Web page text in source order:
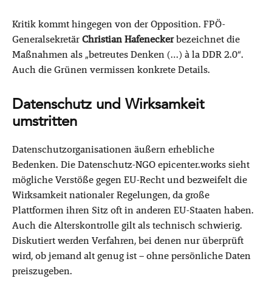
Kritik kommt hingegen von der Opposition. FPÖ-
GeneralsekretärChristian Hafeneckerbezeichnet die
Maßnahmen als „betreutes Denken (…) à la DDR 2.0“.
Auch die Grünen vermissen konkrete Details.
Datenschutz und Wirksamkeit
umstritten
Datenschutzorganisationen äußern erhebliche
Bedenken. Die Datenschutz-NGO epicenter.works sieht
mögliche Verstöße gegen EU-Recht und bezweifelt die
Wirksamkeit nationaler Regelungen, da große
Plattformen ihren Sitz oft in anderen EU-Staaten haben.
Auch die Alterskontrolle gilt als technisch schwierig.
Diskutiert werden Verfahren, bei denen nur überprüft
wird, ob jemand alt genug ist – ohne persönliche Daten
preiszugeben.